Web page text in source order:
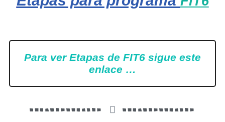
Para ver Etapas de FIT6 sigue este
enlace …